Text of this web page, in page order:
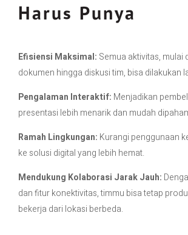
Harus Punya
Efisiensi Maksimal: Semua aktivitas, mulai
dokumen hingga diskusi tim, bisa dilakukan
Pengalaman Interaktif: Menjadikan
presentasi lebih menarik dan mudah
Ramah Lingkungan: Kurangi penggunaan
ke solusi digital yang lebih hemat.
Mendukung Kolaborasi Jarak Jauh:
dan fitur konektivitas, timmu bisa tetap
bekerja dari lokasi berbeda.